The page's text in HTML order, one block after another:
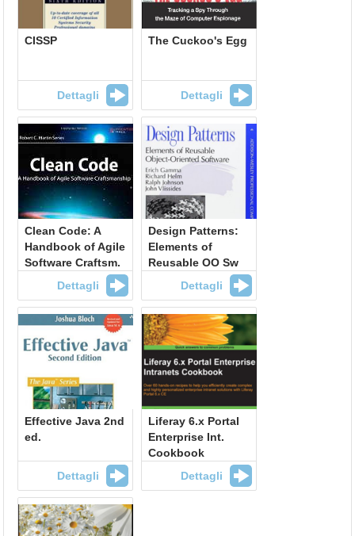
CISSP
Dettagli
The Cuckoo's Egg
Dettagli
Clean Code: A
Handbook of Agile
Software Craftsm.
Dettagli
Design Patterns:
Elements of
Reusable OO Sw
Dettagli
Effective Java 2nd
ed.
Dettagli
Liferay 6.x Portal
Enterprise Int.
Cookbook
Dettagli